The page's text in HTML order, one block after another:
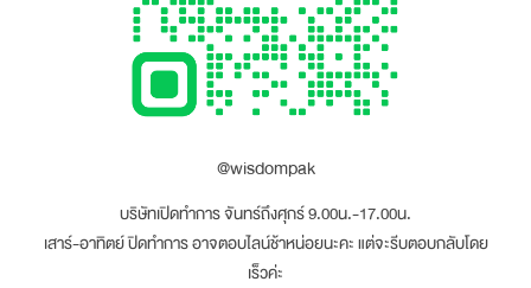
@wisdompak
บริษัทเปิดทำการ จันทร์ถึงศุกร์ 9.00น.-17.00น.
เสาร์-อาทิตย์ ปิดทำการ อาจตอบไลน์ช้าหน่อยนะคะ แต่จะรีบตอบกลับโดย
เร็วค่ะ